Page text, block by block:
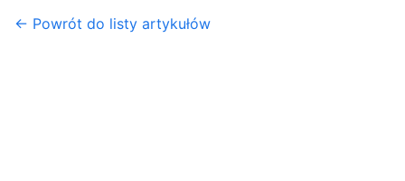
← Powrót do listy artykułów